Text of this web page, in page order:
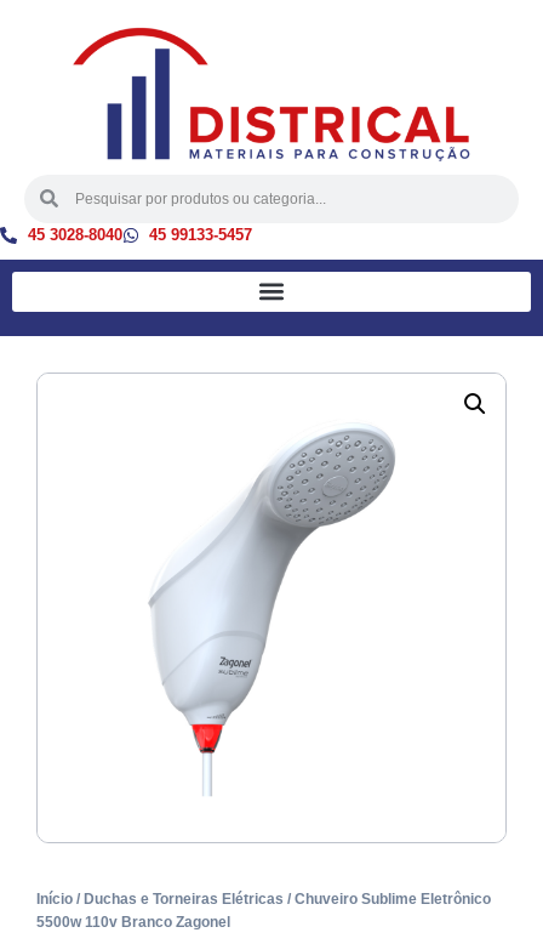
45 3028-8040 45 99133-5457
Início / Duchas e Torneiras Elétricas / Chuveiro Sublime Eletrônico
5500w 110v Branco Zagonel